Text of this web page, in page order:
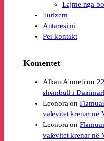
Lajme nga
Turizem
Antaresimi
Per kontakt
Komentet
Alban Ahmeti on
Leonora on
valëvitet krenar në
Leonora on
valëvitet krenar në